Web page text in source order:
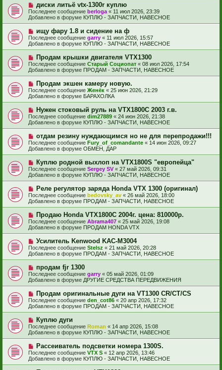
с
о
о
б
щ
е
н
и
е
Н
о
в
с
о
о
б
щ
е
н
и
е
диски литьё vtx-1300r куплю
Последнее сообщение berloga « 11 июл 2026, 23:39
Добавлено в форуме КУПЛЮ - ЗАПЧАСТИ, НАВЕСНОЕ
Н
о
в
е
с
о
о
б
щ
е
н
и
е
ищу фару 1.8 и сидение на ф
Последнее сообщение garry « 11 июл 2026, 15:57
Добавлено в форуме КУПЛЮ - ЗАПЧАСТИ, НАВЕСНОЕ
Н
о
в
е
с
о
о
б
щ
е
н
и
Продам крышки двигателя VTX1300
Последнее сообщение Старый Социопат « 08 июл 2026, 17:54
Добавлено в форуме ПРОДАМ - ЗАПЧАСТИ, НАВЕСНОЕ
Н
о
в
е
с
о
о
б
щ
е
н
и
е
Продам экшен камеру новую.
Последнее сообщение Женёк « 25 июн 2026, 21:29
Добавлено в форуме БАРАХОЛКА
Н
о
в
с
о
о
б
щ
е
н
и
е
Нужен стоковый руль на VTX1800C 2003 г.в.
Последнее сообщение dim27889 « 24 июн 2026, 21:38
Добавлено в форуме КУПЛЮ - ЗАПЧАСТИ, НАВЕСНОЕ
Н
о
в
е
с
о
о
б
щ
е
н
и
е
отдам резину нуждающимся но не для перепродажи!!!
Последнее сообщение Fury_of_comandante « 14 июн 2026, 09:27
Добавлено в форуме ОБМЕН, ДАР
Н
о
в
е
с
о
о
б
щ
е
н
и
е
Куплю родной выхлоп на VTX1800S "европейца"
Последнее сообщение Sergey SV « 27 май 2026, 09:31
Добавлено в форуме КУПЛЮ - ЗАПЧАСТИ, НАВЕСНОЕ
Н
о
в
е
с
о
о
б
щ
е
н
и
Реле регулятор заряда Honda VTX 1300 (оригинал)
Последнее сообщение bedovsky_av « 26 май 2026, 18:00
Добавлено в форуме ПРОДАМ - ЗАПЧАСТИ, НАВЕСНОЕ
Н
о
в
е
с
о
о
б
щ
е
н
и
е
Продаю Honda VTX1800С 2004г. цена: 810000р.
Последнее сообщение Abrama407 « 25 май 2026, 19:08
Добавлено в форуме ПРОДАМ HONDA VTX
Н
о
в
с
о
о
б
щ
е
н
и
е
Усилитель Kenwood KAC-M3004
Последнее сообщение Stelsz « 21 май 2026, 20:28
Добавлено в форуме ПРОДАМ - ЗАПЧАСТИ, НАВЕСНОЕ
Н
о
в
е
с
о
о
б
щ
е
н
и
е
продам fjr 1300
Последнее сообщение garry « 05 май 2026, 01:09
Добавлено в форуме ДРУГИЕ СРЕДСТВА ПЕРЕДВИЖЕНИЯ
Н
о
в
е
с
о
о
б
щ
е
н
и
Продам оригинальные дуги на VT1300 CR/CT/CS
Последнее сообщение den_cot86 « 20 апр 2026, 17:32
Добавлено в форуме ПРОДАМ - ЗАПЧАСТИ, НАВЕСНОЕ
Н
о
в
е
с
о
о
б
Куплю дуги
Последнее сообщение Roman « 14 апр 2026, 15:08
Добавлено в форуме КУПЛЮ - ЗАПЧАСТИ, НАВЕСНОЕ
Н
о
в
е
Рассеиватель подсветки номера 1300S.
Последнее сообщение VTX S « 12 апр 2026, 13:46
Добавлено в форуме КУПЛЮ - ЗАПЧАСТИ, НАВЕСНОЕ